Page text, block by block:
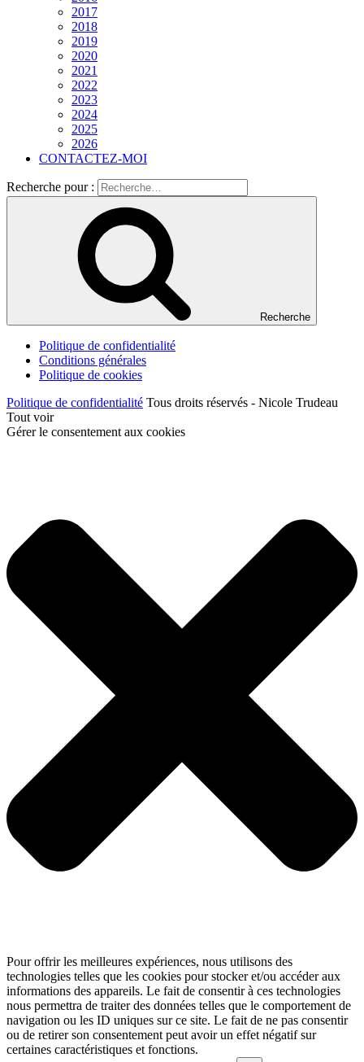
2017
2018
2019
2020
2021
2022
2023
2024
2025
2026
CONTACTEZ-MOI
Recherche pour :
Recherche
Politique de confidentialité
Conditions générales
Politique de cookies
Politique de confidentialité Tous droits réservés - Nicole Trudeau
Tout voir
Gérer le consentement aux cookies
Pour offrir les meilleures expériences, nous utilisons des
technologies telles que les cookies pour stocker et/ou accéder aux
informations des appareils. Le fait de consentir à ces technologies
nous permettra de traiter des données telles que le comportement de
navigation ou les ID uniques sur ce site. Le fait de ne pas consentir
ou de retirer son consentement peut avoir un effet négatif sur
certaines caractéristiques et fonctions.